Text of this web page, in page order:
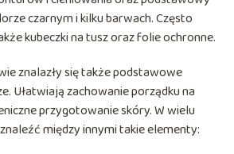
czarnym i kilku barwach. Często
kubeczki na tusz oraz folie ochronne.
znalazły się także podstawowe
Ułatwiają zachowanie porządku na
przygotowanie skóry. W wielu
między innymi takie elementy: